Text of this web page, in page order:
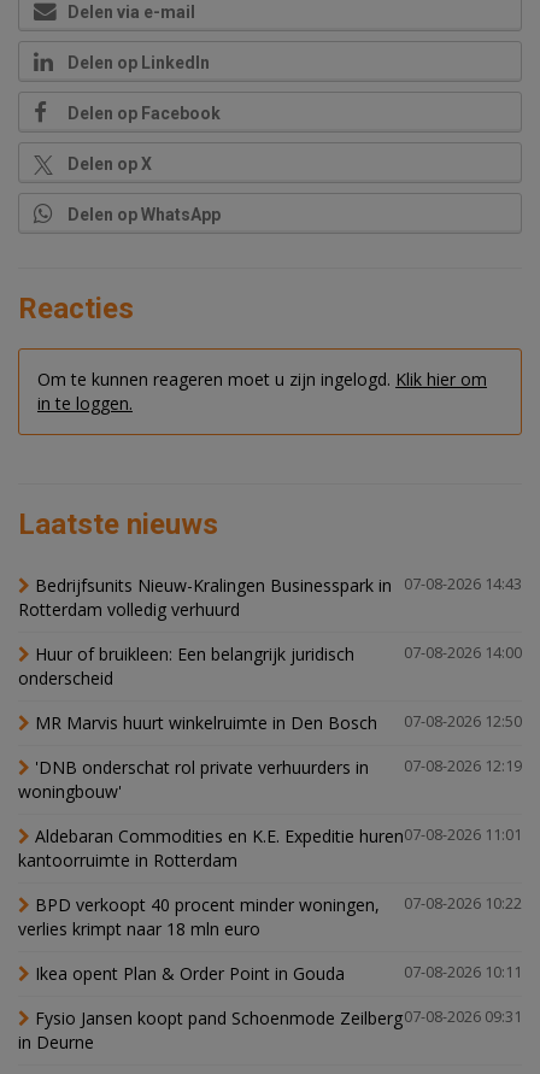
Delen via e-mail
Delen op LinkedIn
Delen op Facebook
Delen op X
Delen op WhatsApp
Reacties
Om te kunnen reageren moet u zijn ingelogd. Klik hier om
in te loggen.
Laatste nieuws
07-08-2026 14:43
Bedrijfsunits Nieuw-Kralingen Businesspark in
Rotterdam volledig verhuurd
07-08-2026 14:00
Huur of bruikleen: Een belangrijk juridisch
onderscheid
07-08-2026 12:50
MR Marvis huurt winkelruimte in Den Bosch
07-08-2026 12:19
'DNB onderschat rol private verhuurders in
woningbouw'
07-08-2026 11:01
Aldebaran Commodities en K.E. Expeditie huren
kantoorruimte in Rotterdam
07-08-2026 10:22
BPD verkoopt 40 procent minder woningen,
verlies krimpt naar 18 mln euro
07-08-2026 10:11
Ikea opent Plan & Order Point in Gouda
07-08-2026 09:31
Fysio Jansen koopt pand Schoenmode Zeilberg
in Deurne